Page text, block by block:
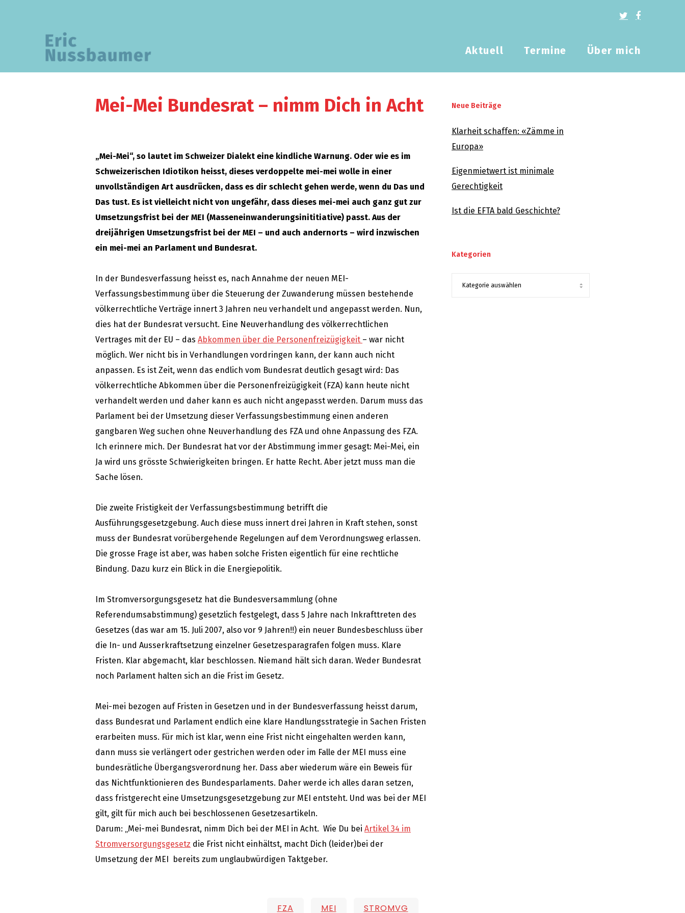
Aktuell Termine Über mich
Mei-Mei Bundesrat – nimm Dich in Acht
„Mei-Mei“, so lautet im Schweizer Dialekt eine kindliche Warnung. Oder wie es im
Schweizerischen Idiotikon heisst, dieses verdoppelte mei-mei wolle in einer
unvollständigen Art ausdrücken, dass es dir schlecht gehen werde, wenn du Das und
Das tust. Es ist vielleicht nicht von ungefähr, dass dieses mei-mei auch ganz gut zur
Umsetzungsfrist bei der MEI (Masseneinwanderungsinititiative) passt. Aus der
dreijährigen Umsetzungsfrist bei der MEI – und auch andernorts – wird inzwischen
ein mei-mei an Parlament und Bundesrat.
In der Bundesverfassung heisst es, nach Annahme der neuen MEI-
Verfassungsbestimmung über die Steuerung der Zuwanderung müssen bestehende
völkerrechtliche Verträge innert 3 Jahren neu verhandelt und angepasst werden. Nun,
dies hat der Bundesrat versucht. Eine Neuverhandlung des völkerrechtlichen
Vertrages mit der EU – das Abkommen über die Personenfreizügigkeit – war nicht
möglich. Wer nicht bis in Verhandlungen vordringen kann, der kann auch nicht
anpassen. Es ist Zeit, wenn das endlich vom Bundesrat deutlich gesagt wird: Das
völkerrechtliche Abkommen über die Personenfreizügigkeit (FZA) kann heute nicht
verhandelt werden und daher kann es auch nicht angepasst werden. Darum muss das
Parlament bei der Umsetzung dieser Verfassungsbestimmung einen anderen
gangbaren Weg suchen ohne Neuverhandlung des FZA und ohne Anpassung des FZA.
Ich erinnere mich. Der Bundesrat hat vor der Abstimmung immer gesagt: Mei-Mei, ein
Ja wird uns grösste Schwierigkeiten bringen. Er hatte Recht. Aber jetzt muss man die
Sache lösen.
Die zweite Fristigkeit der Verfassungsbestimmung betrifft die
Ausführungsgesetzgebung. Auch diese muss innert drei Jahren in Kraft stehen, sonst
muss der Bundesrat vorübergehende Regelungen auf dem Verordnungsweg erlassen.
Die grosse Frage ist aber, was haben solche Fristen eigentlich für eine rechtliche
Bindung. Dazu kurz ein Blick in die Energiepolitik.
Im Stromversorgungsgesetz hat die Bundesversammlung (ohne
Referendumsabstimmung) gesetzlich festgelegt, dass 5 Jahre nach Inkrafttreten des
Gesetzes (das war am 15. Juli 2007, also vor 9 Jahren!!) ein neuer Bundesbeschluss über
die In- und Ausserkraftsetzung einzelner Gesetzesparagrafen folgen muss. Klare
Fristen. Klar abgemacht, klar beschlossen. Niemand hält sich daran. Weder Bundesrat
noch Parlament halten sich an die Frist im Gesetz.
Mei-mei bezogen auf Fristen in Gesetzen und in der Bundesverfassung heisst darum,
dass Bundesrat und Parlament endlich eine klare Handlungsstrategie in Sachen Fristen
erarbeiten muss. Für mich ist klar, wenn eine Frist nicht eingehalten werden kann,
dann muss sie verlängert oder gestrichen werden oder im Falle der MEI muss eine
bundesrätliche Übergangsverordnung her. Dass aber wiederum wäre ein Beweis für
das Nichtfunktionieren des Bundesparlaments. Daher werde ich alles daran setzen,
dass fristgerecht eine Umsetzungsgesetzgebung zur MEI entsteht. Und was bei der MEI
gilt, gilt für mich auch bei beschlossenen Gesetzesartikeln.
Darum: „Mei-mei Bundesrat, nimm Dich bei der MEI in Acht. Wie Du bei Artikel 34 im
Stromversorgungsgesetz die Frist nicht einhältst, macht Dich (leider)bei der
Umsetzung der MEI bereits zum unglaubwürdigen Taktgeber.
Neue Beiträge
Klarheit schaffen: «Zämme in
Europa»
Eigenmietwert ist minimale
Gerechtigkeit
Ist die EFTA bald Geschichte?
Kategorien
FZA MEI STROMVG